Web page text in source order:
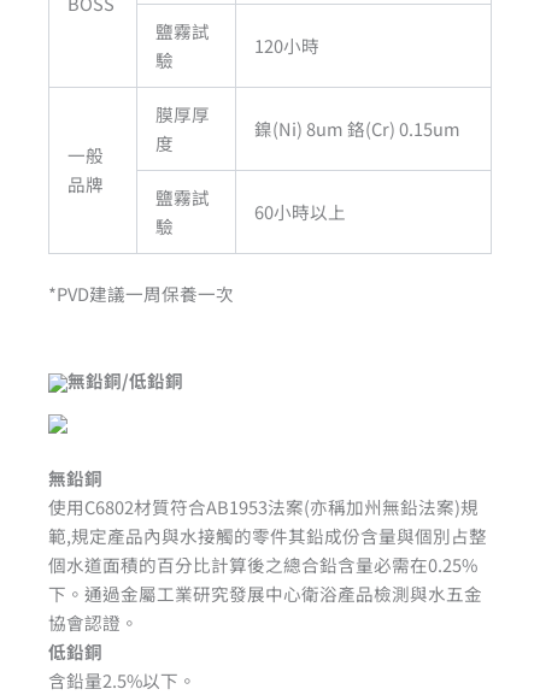
鹽霧試
驗
120小時
一般
品牌
膜厚厚
度
鎳(Ni) 8um 鉻(Cr) 0.15um
鹽霧試
驗
60小時以上
*PVD建議一周保養一次
無鉛銅/低鉛銅
無鉛銅
使用C6802材質符合AB1953法案(亦稱加州無鉛法案)規
範,規定產品內與水接觸的零件其鉛成份含量與個別占整
個水道面積的百分比計算後之總合鉛含量必需在0.25%
下。通過金屬工業研究發展中心衛浴產品檢測與水五金
協會認證。
低鉛銅
含鉛量2.5%以下。